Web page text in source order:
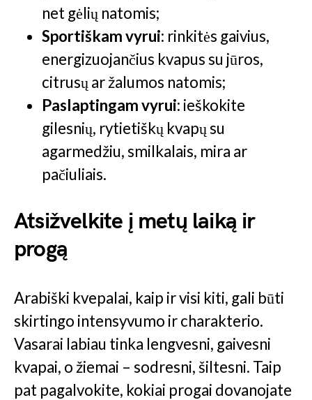
net gėlių natomis;
Sportiškam vyrui: rinkitės gaivius,
energizuojančius kvapus su jūros,
citrusų ar žalumos natomis;
Paslaptingam vyrui: ieškokite
gilesnių, rytietiškų kvapų su
agarmedžiu, smilkalais, mira ar
pačiuliais.
Atsižvelkite į metų laiką ir
progą
Arabiški kvepalai, kaip ir visi kiti, gali būti
skirtingo intensyvumo ir charakterio.
Vasarai labiau tinka lengvesni, gaivesni
kvapai, o žiemai – sodresni, šiltesni. Taip
pat pagalvokite, kokiai progai dovanojate